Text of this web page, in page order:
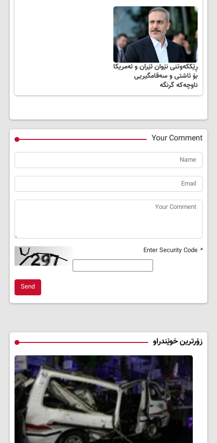
ڕێککەوتنی نێوان ئێران و ئەمریکا
بۆ ئاشتی و سەقامگیریی
ناوچەکە گرنگە
Your Comment
*
Send
زۆرترین خوێندراو